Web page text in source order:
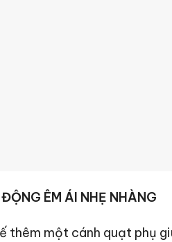
ÊM ÁI NHẸ NHÀNG
thêm một cánh quạt phụ